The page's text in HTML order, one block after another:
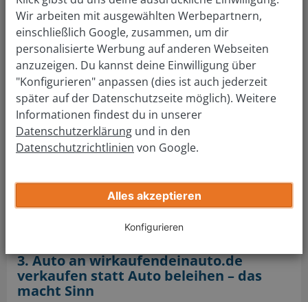
Rücktrittsrecht. Die Weiterfahr-Option wurde
daher bereitsgerichtlich als unzulässiges Modell
der „Pfandleihe“ deklariert . Laut § 1205 BGB ist
„Auto beleihen und weiterfahren“ nicht erlaubt.
Es gibt aber das sogenannte „Sale and rent (lease)
back“-Prinzip: Hier verkaufst du dein Fahrzeug an ein
Unternehmen und kannst es gegen eine
Mietzahlung auch weiterhin fahren. Dabei erwarten
Vergleich zu anderen Finanzierungsmöglichkeiten.
Beiwirkaufendeinauto.deerwartet dich einzig und
fairer Preis.
3. Auto an wirkaufendeinauto.de
verkaufen statt Auto beleihen – das
macht Sinn
Wir arbeiten mit ausgewählten Werbepartnern,
einschließlich Google, zusammen, um dir
personalisierte Werbung auf anderen Webseiten
anzuzeigen. Du kannst deine Einwilligung über
"Konfigurieren" anpassen (dies ist auch jederzeit
später auf der Datenschutzseite möglich). Weitere
Informationen findest du in unserer
Datenschutzerklärung und in den
Datenschutzrichtlinien von Google.
Alles akzeptieren
Konfigurieren